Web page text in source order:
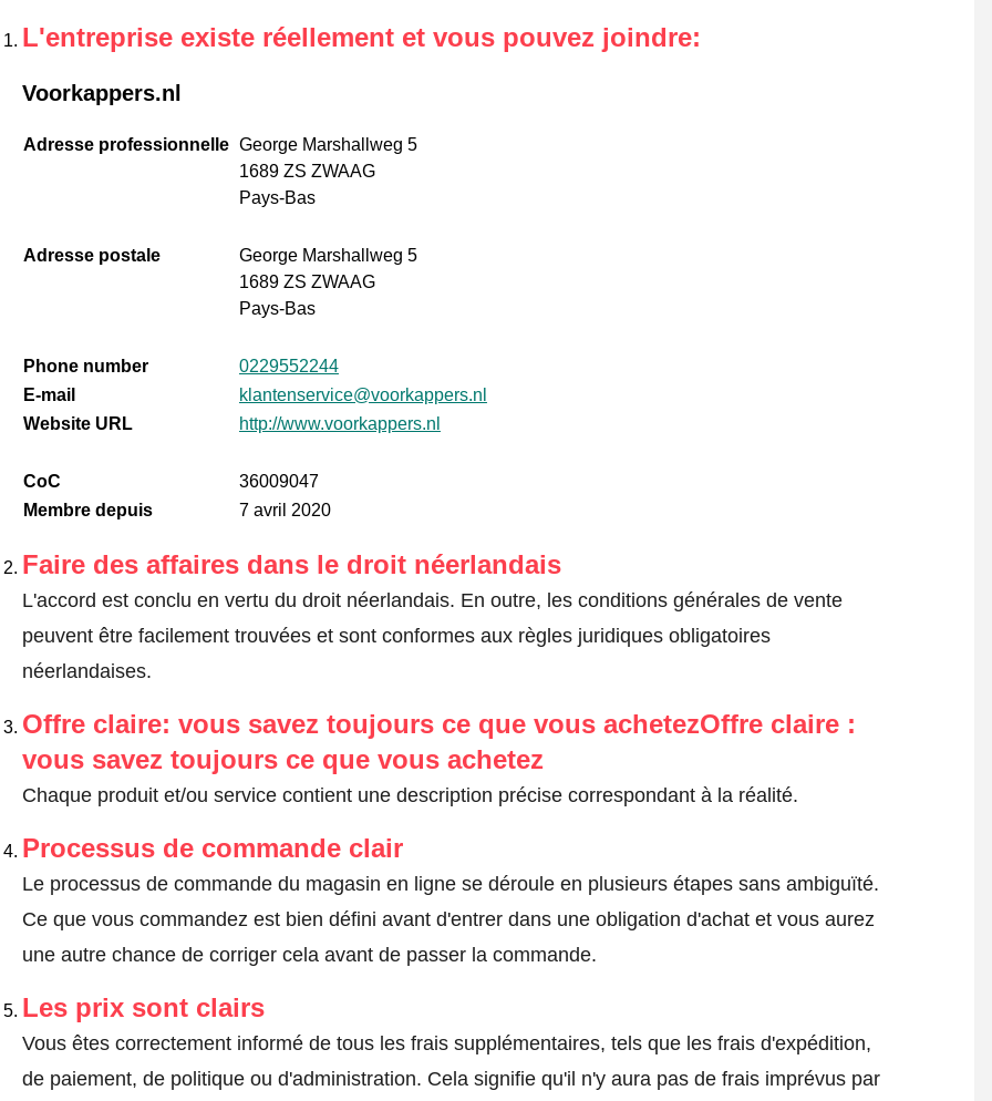
L'entreprise existe réellement et vous pouvez joindre:
Voorkappers.nl
Adresse professionnelle George Marshallweg 5
1689 ZS ZWAAG
Pays-Bas
Adresse postale
George Marshallweg 5
1689 ZS ZWAAG
Pays-Bas
Phone number
0229552244
E-mail
klantenservice@voorkappers.nl
Website URL
http://www.voorkappers.nl
CoC
36009047
Membre depuis
7 avril 2020
Faire des affaires dans le droit néerlandais
L'accord est conclu en vertu du droit néerlandais. En outre, les conditions générales de vente
peuvent être facilement trouvées et sont conformes aux règles juridiques obligatoires
néerlandaises.
Offre claire: vous savez toujours ce que vous achetezOffre claire :
vous savez toujours ce que vous achetez
Chaque produit et/ou service contient une description précise correspondant à la réalité.
Processus de commande clair
Le processus de commande du magasin en ligne se déroule en plusieurs étapes sans ambiguïté.
Ce que vous commandez est bien défini avant d'entrer dans une obligation d'achat et vous aurez
une autre chance de corriger cela avant de passer la commande.
Les prix sont clairs
Vous êtes correctement informé de tous les frais supplémentaires, tels que les frais d'expédition,
de paiement, de politique ou d'administration. Cela signifie qu'il n'y aura pas de frais imprévus par